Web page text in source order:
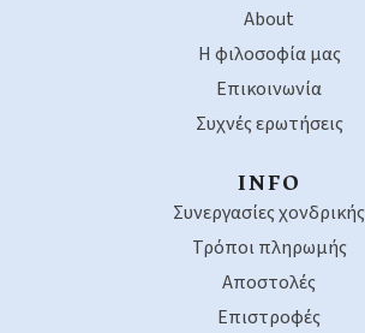
About
Η φιλοσοφία μας
Επικοινωνία
Συχνές ερωτήσεις
INFO
Συνεργασίες χονδρικής
Τρόποι πληρωμής
Αποστολές
Επιστροφές